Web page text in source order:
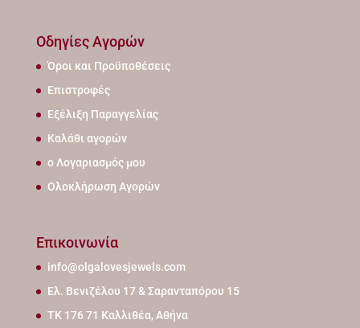
Οδηγίες Αγορών
Όροι και Προϋποθέσεις
Επιστροφές
Εξέλιξη Παραγγελίας
Καλάθι αγορών
ο Λογαριασμός μου
Ολοκλήρωση Αγορών
Επικοινωνία
info@olgalovesjewels.com
Ελ. Βενιζέλου 17 & Σαρανταπόρου 15
ΤΚ 176 71 Καλλιθέα, Αθήνα